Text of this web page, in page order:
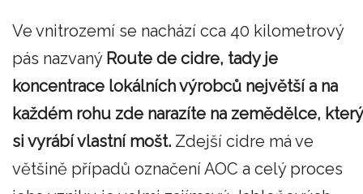
Ve vnitrozemí se nachází cca 40 kilometrový
pás nazvaný Route de cidre, tady je
koncentrace lokálních výrobců největší a na
každém rohu zde narazíte na zemědělce, který
si vyrábí vlastní mošt. Zdejší cidre má ve
většině případů označení AOC a celý proces